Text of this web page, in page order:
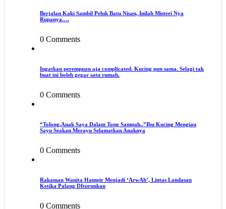
Berjalan Kaki Sambil Peluk Batu Nisan, Inilah Misteri Nya
Rupanya….
0 Comments
Ingatkan perempuan aja complicated. Kucing pun sama. Selagi tak
buat ini boleh gegar satu rumah.
0 Comments
“Tolong,Anak Saya Dalam Tong Sampah..”Ibu Kucing Mengiau
Sayu Seakan Merayu Selamatkan Anaknya
0 Comments
Rakaman Wanita Hampir Menjadi ‘ArwAh’, Lintas Landasan
Ketika Palang DIturunkan
0 Comments